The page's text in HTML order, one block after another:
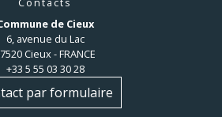
de Cieux
6, avenue du Lac
Cieux - FRANCE
+33 5 55 03 30 28
par formulaire